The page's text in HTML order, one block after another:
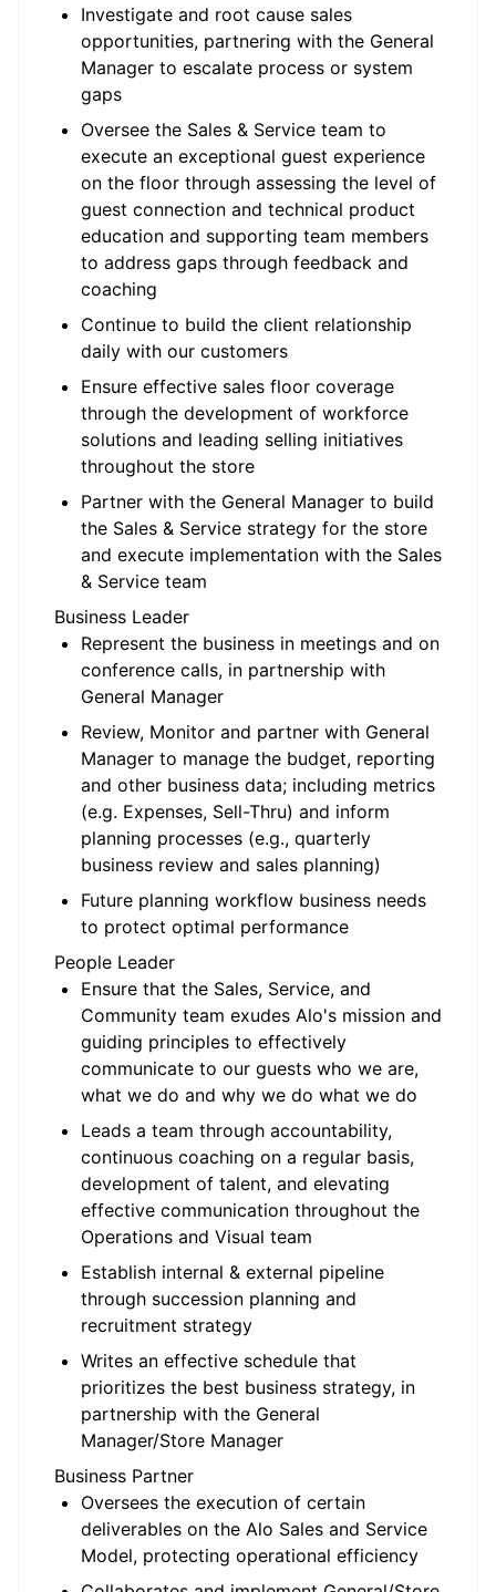
Investigate and root cause sales
opportunities, partnering with the General
Manager to escalate process or system
gaps
Oversee the Sales & Service team to
execute an exceptional guest experience
on the floor through assessing the level of
guest connection and technical product
education and supporting team members
to address gaps through feedback and
coaching
Continue to build the client relationship
daily with our customers
Ensure effective sales floor coverage
through the development of workforce
solutions and leading selling initiatives
throughout the store
Partner with the General Manager to build
the Sales & Service strategy for the store
and execute implementation with the Sales
& Service team
Business Leader
Represent the business in meetings and on
conference calls, in partnership with
General Manager
Review, Monitor and partner with General
Manager to manage the budget, reporting
and other business data; including metrics
(e.g. Expenses, Sell-Thru) and inform
planning processes (e.g., quarterly
business review and sales planning)
Future planning workflow business needs
to protect optimal performance
People Leader
Ensure that the Sales, Service, and
Community team exudes Alo's mission and
guiding principles to effectively
communicate to our guests who we are,
what we do and why we do what we do
Leads a team through accountability,
continuous coaching on a regular basis,
development of talent, and elevating
effective communication throughout the
Operations and Visual team
Establish internal & external pipeline
through succession planning and
recruitment strategy
Writes an effective schedule that
prioritizes the best business strategy, in
partnership with the General
Manager/Store Manager
Business Partner
Oversees the execution of certain
deliverables on the Alo Sales and Service
Model, protecting operational efficiency